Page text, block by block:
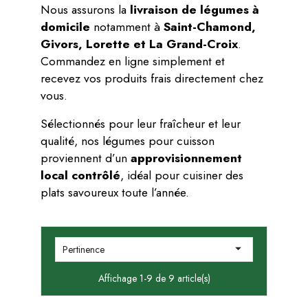
Nous assurons la livraison de légumes à
domicile notamment àSaint-Chamond,
Givors, Lorette et La Grand-Croix.
Commandez en ligne simplement et
recevez vos produits frais directement chez
vous.
Sélectionnés pour leur fraîcheur et leur
qualité, nos légumes pour cuisson
proviennent d’unapprovisionnement
local contrôlé, idéal pour cuisiner des
plats savoureux toute l’année.
Pertinence 
Affichage 1-9 de 9 article(s)